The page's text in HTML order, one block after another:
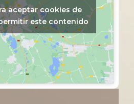
aceptar cookies de
este contenido